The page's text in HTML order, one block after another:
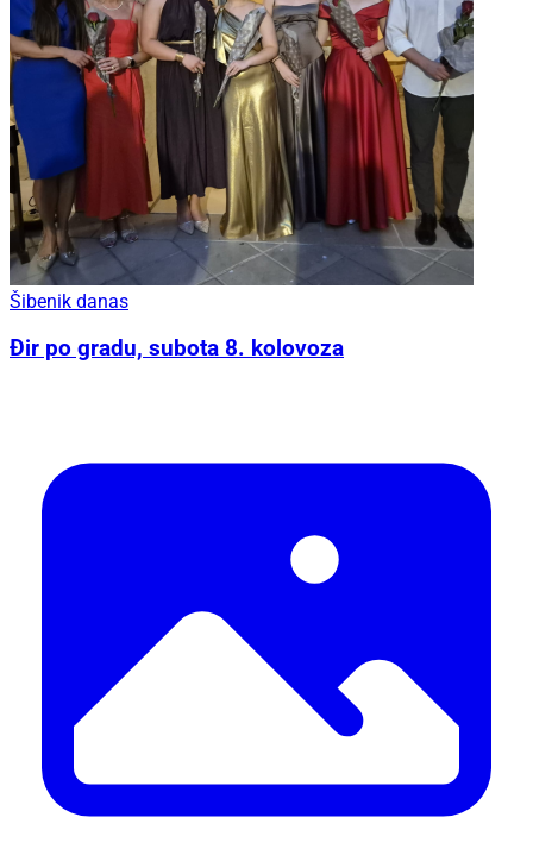
Šibenik danas
Đir po gradu, subota 8. kolovoza